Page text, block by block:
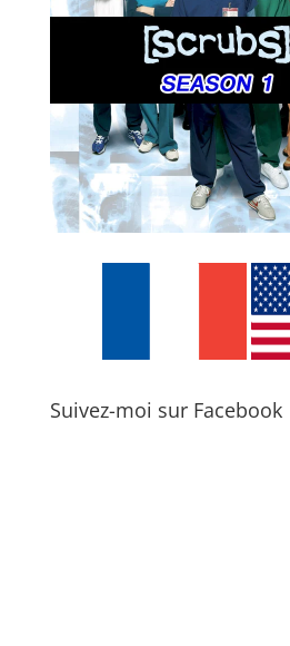
Suivez-moi sur Facebook